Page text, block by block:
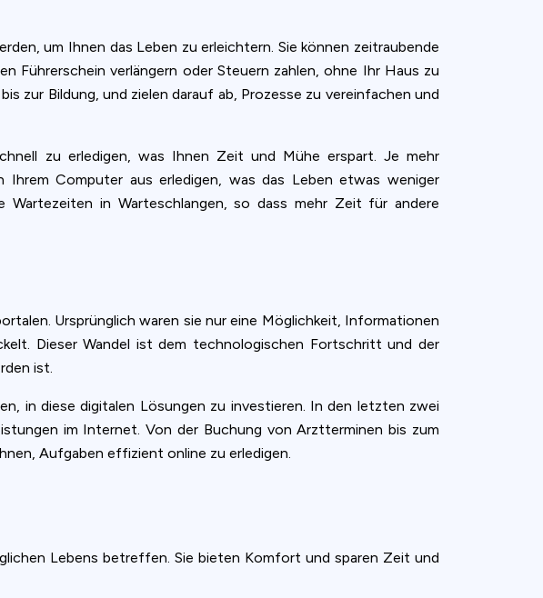
um Ihnen das Leben zu erleichtern. Sie können zeitraubende
Führerschein verlängern oder Steuern zahlen, ohne Ihr Haus zu
zur Bildung, und zielen darauf ab, Prozesse zu vereinfachen und
zu erledigen, was Ihnen Zeit und Mühe erspart. Je mehr
Computer aus erledigen, was das Leben etwas weniger
Wartezeiten in Warteschlangen, so dass mehr Zeit für andere
Ursprünglich waren sie nur eine Möglichkeit, Informationen
Dieser Wandel ist dem technologischen Fortschritt und der
ist.
in diese digitalen Lösungen zu investieren. In den letzten zwei
im Internet. Von der Buchung von Arztterminen bis zum
Aufgaben effizient online zu erledigen.
Lebens betreffen. Sie bieten Komfort und sparen Zeit und